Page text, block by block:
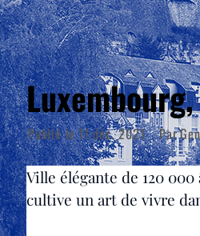
Publié le11 déc. 2021 Par
Ville élégante de 120
cultive un art de vivre